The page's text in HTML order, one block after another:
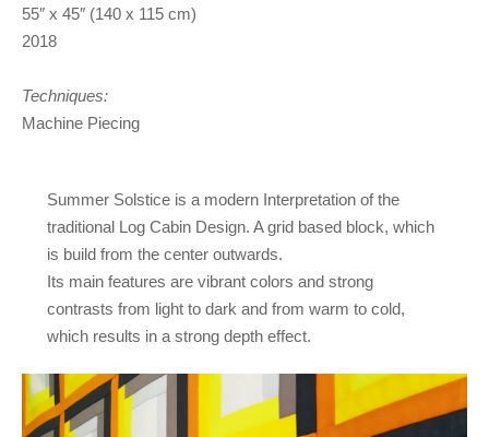
55″ x 45″ (140 x 115 cm)
2018
Techniques:
Machine Piecing
Summer Solstice is a modern Interpretation of the
traditional Log Cabin Design. A grid based block, which
is build from the center outwards.
Its main features are vibrant colors and strong
contrasts from light to dark and from warm to cold,
which results in a strong depth effect.